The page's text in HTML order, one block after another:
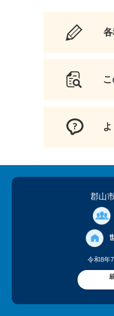
郡山
令和8年